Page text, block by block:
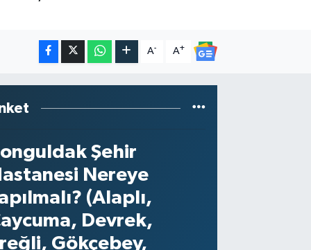
A- A+
Şehir
Nereye
(Alaplı,
Devrek,
Gökçebey,